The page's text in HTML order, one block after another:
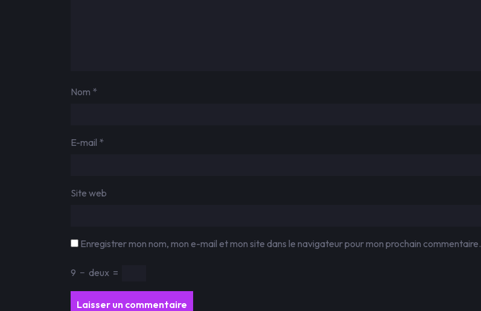
Nom *
E-mail *
Site web
Enregistrer mon nom, mon e-mail et mon site dans le navigateur pour mon prochain commentaire.
9 − deux =